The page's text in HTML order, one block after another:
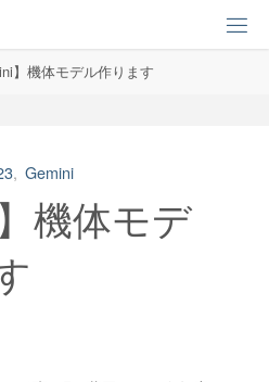
電
気
大
学
高
】機体モデル作ります
, Gemini
機体モデ